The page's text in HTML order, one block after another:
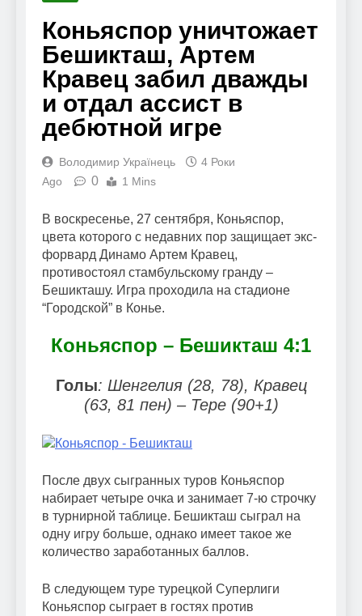
Коньяспор уничтожает
Бешикташ, Артем
Кравец забил дважды
и отдал ассист в
дебютной игре
Володимир Українець
4 Роки
Ago
0 1 Mins
В воскресенье, 27 сентября, Коньяспор,
цвета которого с недавних пор защищает экс-
форвард Динамо Артем Кравец,
противостоял стамбульскому гранду –
Бешикташу. Игра проходила на стадионе
“Городской” в Конье.
Коньяспор – Бешикташ 4:1
Голы: Шенгелия (28, 78), Кравец
(63, 81 пен) – Тере (90+1)
После двух сыгранных туров Коньяспор
набирает четыре очка и занимает 7-ю строчку
в турнирной таблице. Бешикташ сыграл на
одну игру больше, однако имеет такое же
количество заработанных баллов.
В следующем туре турецкой Суперлиги
Коньяспор сыграет в гостях против